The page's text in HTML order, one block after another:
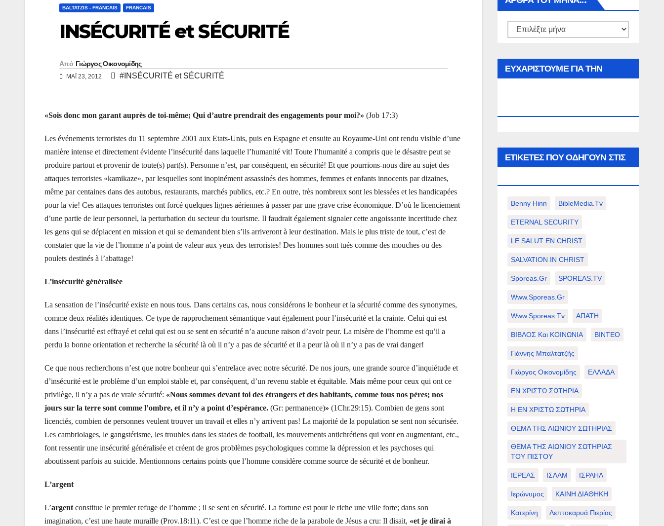
BALTATZIS - FRANCAIS FRANCAIS
INSÉCURITÉ et SÉCURITÉ
Από Γιώργος Οικονομίδης
ΜΑΪ́ 23, 2012 #INSÉCURITÉ et SÉCURITÉ
«Sois donc mon garant auprès de toi-même; Qui d’autre prendrait des engagements pour moi?» (Job 17:3)
Les événements terroristes du 11 septembre 2001 aux Etats-Unis, puis en Espagne et ensuite au Royaume-Uni ont rendu visible d’une
manière intense et directement évidente l’insécurité dans laquelle l’humanité vit! Toute l’humanité a compris que le désastre peut se
produire partout et provenir de toute(s) part(s). Personne n’est, par conséquent, en sécurité! Et que pourrions-nous dire au sujet des
attaques terroristes «kamikaze», par lesquelles sont inopinément assassinés des hommes, femmes et enfants innocents par dizaines,
même par centaines dans des autobus, restaurants, marchés publics, etc.? En outre, très nombreux sont les blessées et les handicapées
pour la vie! Ces attaques terroristes ont forcé quelques lignes aériennes à passer par une grave crise économique. D’où le licenciement
d’une partie de leur personnel, la perturbation du secteur du tourisme. Il faudrait également signaler cette angoissante incertitude chez
les gens qui se déplacent en mission et qui se demandent bien s’ils arriveront à leur destination. Mais le plus triste de tout, c’est de
constater que la vie de l’homme n’a point de valeur aux yeux des terroristes! Des hommes sont tués comme des mouches ou des
poulets destinés à l’abattage!
L’insécurité généralisée
La sensation de l’insécurité existe en nous tous. Dans certains cas, nous considérons le bonheur et la sécurité comme des synonymes,
comme deux réalités identiques. Ce type de rapprochement sémantique vaut également pour l’insécurité et la crainte. Celui qui est
dans l’insécurité est effrayé et celui qui est ou se sent en sécurité n’a aucune raison d’avoir peur. La misère de l’homme est qu’il a
perdu la bonne orientation et recherche la sécurité là où il n’y a pas de sécurité et il a peur là où il n’y a pas de vrai danger!
Ce que nous recherchons n’est que notre bonheur qui s’entrelace avec notre sécurité. De nos jours, une grande source d’inquiétude et
d’insécurité est le problème d’un emploi stable et, par conséquent, d’un revenu stable et équitable. Mais même pour ceux qui ont ce
privilège, il n’y a pas de vraie sécurité: «Nous sommes devant toi des étrangers et des habitants, comme tous nos pères; nos
jours sur la terre sont comme l’ombre, et il n’y a point d’espérance. (Gr: permanence)» (1Chr.29:15). Combien de gens sont
licenciés, combien de personnes veulent trouver un travail et elles n’y arrivent pas! La majorité de la population se sent non sécurisée.
Les cambriolages, le gangstérisme, les troubles dans les stades de football, les mouvements antichrétiens qui vont en augmentant, etc.,
font ressentir une insécurité généralisée et créent de gros problèmes psychologiques comme la dépression et les psychoses qui
aboutissent parfois au suicide. Mentionnons certains points que l’homme considère comme source de sécurité et de bonheur.
L’argent
L’argent constitue le premier refuge de l’homme ; il se sent en sécurité. La fortune est pour le riche une ville forte; dans son
imagination, c’est une haute muraille (Prov.18:11). C’est ce que l’homme riche de la parabole de Jésus a cru: Il disait, «et je dirai à
Αρθρα
μήνα…
ΕΥΧΑΡΙΣΤΟΥΜΕ ΓΙΑ ΤΗΝ
ΕΤΙΚΈΤΕΣ ΠΟΥ ΟΔΗΓΟΎΝ ΣΤΙΣ
Benny Hinn BibleMedia.tv
ETERNAL SECURITY
LE SALUT EN CHRIST
SALVATION IN CHRIST
Sporeas.gr SPOREAS.TV
Www.sporeas.gr
Www.sporeas.tv ΑΠΑΤΗ
ΒΙΒΛΟΣ Και ΚΟΙΝΩΝΙΑ ΒΙΝΤΕΟ
Γιάννης Μπαλτατζής
Γιώργος Οικονομίδης ΕΛΛΑΔΑ
ΕΝ ΧΡΙΣΤΩ ΣΩΤΗΡΙΑ
Η ΕΝ ΧΡΙΣΤΩ ΣΩΤΗΡΙΑ
ΘΕΜΑ ΤΗΣ ΑΙΩΝΙΟΥ ΣΩΤΗΡΙΑΣ
ΘΕΜΑ ΤΗΣ ΑΙΩΝΙΟΥ ΣΩΤΗΡΙΑΣ
ΤΟΥ ΠΙΣΤΟΥ
ΙΕΡΕΑΣ ΙΣΛΑΜ ΙΣΡΑΗΛ
Ιερώνυμος ΚΑΙΝΗ ΔΙΑΘΗΚΗ
Κατερίνη Λεπτοκαρυά Πιερίας